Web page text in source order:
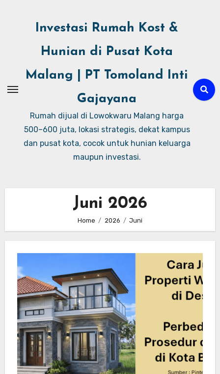
Investasi Rumah Kost &
Hunian di Pusat Kota
Malang | PT Tomoland Inti
Gajayana
Rumah dijual di Lowokwaru Malang harga
500–600 juta, lokasi strategis, dekat kampus
dan pusat kota, cocok untuk hunian keluarga
maupun investasi.
Juni 2026
Home 2026 Juni